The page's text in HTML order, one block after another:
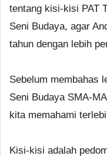
tentang kisi-kisi PAT
Seni Budaya, agar
tahun dengan lebih
Sebelum membahas
Seni Budaya SMA-
kita memahami
Kisi-kisi adalah